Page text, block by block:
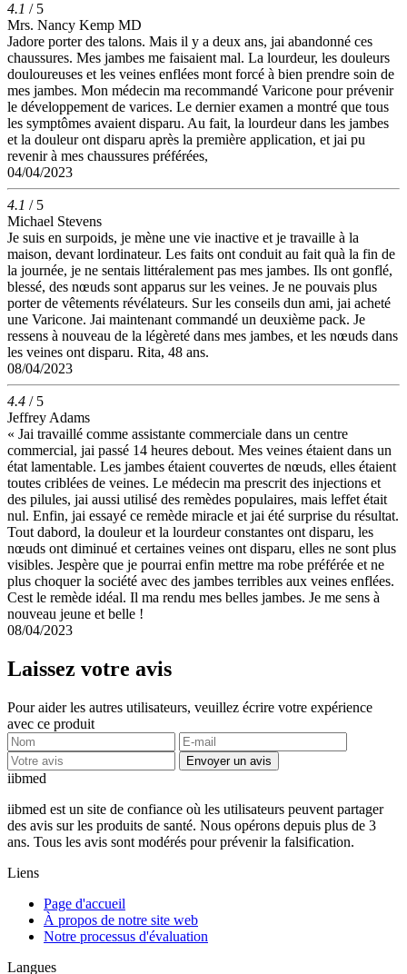
4.1 / 5
Mrs. Nancy Kemp MD
Jadore porter des talons. Mais il y a deux ans, jai abandonné ces
chaussures. Mes jambes me faisaient mal. La lourdeur, les douleurs
douloureuses et les veines enflées mont forcé à bien prendre soin de
mes jambes. Mon médecin ma recommandé Varicone pour prévenir
le développement de varices. Le dernier examen a montré que tous
les symptômes avaient disparu. Au fait, la lourdeur dans les jambes
et la douleur ont disparu après la première application, et jai pu
revenir à mes chaussures préférées,
04/04/2023
4.1 / 5
Michael Stevens
Je suis en surpoids, je mène une vie inactive et je travaille à la
maison, devant lordinateur. Les faits ont conduit au fait quà la fin de
la journée, je ne sentais littéralement pas mes jambes. Ils ont gonflé,
blessé, des nœuds sont apparus sur les veines. Je ne pouvais plus
porter de vêtements révélateurs. Sur les conseils dun ami, jai acheté
une Varicone. Jai maintenant commandé un deuxième pack. Je
ressens à nouveau de la légèreté dans mes jambes, et les nœuds dans
les veines ont disparu. Rita, 48 ans.
08/04/2023
4.4 / 5
Jeffrey Adams
« Jai travaillé comme assistante commerciale dans un centre
commercial, jai passé 14 heures debout. Mes veines étaient dans un
état lamentable. Les jambes étaient couvertes de nœuds, elles étaient
toutes criblées de veines. Le médecin ma prescrit des injections et
des pilules, jai aussi utilisé des remèdes populaires, mais leffet était
nul. Enfin, jai essayé ce remède miracle et jai été surprise du résultat.
Tout dabord, la douleur et la lourdeur constantes ont disparu, les
nœuds ont diminué et certaines veines ont disparu, elles ne sont plus
visibles. Jespère que je pourrai enfin mettre ma robe préférée et ne
plus choquer la société avec des jambes terribles aux veines enflées.
Cest le remède idéal. Il ma rendu mes belles jambes. Je me sens à
nouveau jeune et belle !
08/04/2023
Laissez votre avis
Pour aider les autres utilisateurs, veuillez écrire votre expérience
avec ce produit
Envoyer un avis
iibmed
iibmed est un site de confiance où les utilisateurs peuvent partager
des avis sur les produits de santé. Nous opérons depuis plus de 3
ans. Tous les avis sont modérés pour prévenir la falsification.
Liens
Page d'accueil
À propos de notre site web
Notre processus d'évaluation
Langues